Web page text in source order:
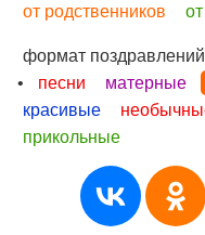
от родственников
формат
•
песни матерные
красивые
прикольные